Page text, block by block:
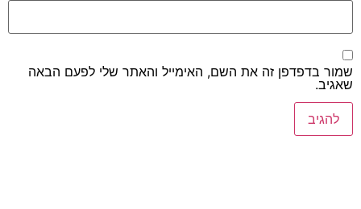
שמור בדפדפן זה את השם, האימייל והאתר שלי לפעם הבאה
שאגיב.